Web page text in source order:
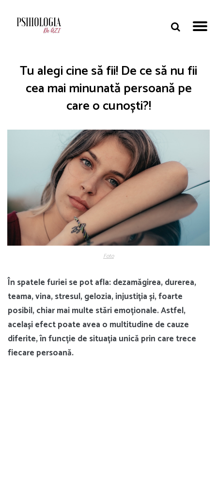
Tu alegi cine să fii! De ce să nu fii
cea mai minunată persoană pe
care o cunoști?!
Foto
În spatele furiei se pot afla: dezamăgirea, durerea,
teama, vina, stresul, gelozia, injustiția și, foarte
posibil, chiar mai multe stări emoționale. Astfel,
același efect poate avea o multitudine de cauze
diferite, în funcție de situația unică prin care trece
fiecare persoană.